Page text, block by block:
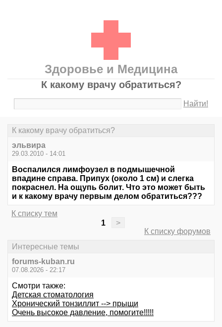
Здоровье и Медицина
К какому врачу обратиться?
Найти!
К какому врачу обратиться?
эльвира
29.03.2010 - 14:01
Воспалился лимфоузел в подмышечной
впадине справа. Припух (около 1 см) и слегка
покраснел. На ощупь болит. Что это может быть
и к какому врачу первым делом обратиться???
К списку тем
1
>
К списку форумов
Интересные темы
forums-kuban.ru
07.08.2026 - 22:17
Смотри также:
Детская стоматология
Хронический тонзиллит --> прыщи
Очень высокое давление, помогите!!!!!